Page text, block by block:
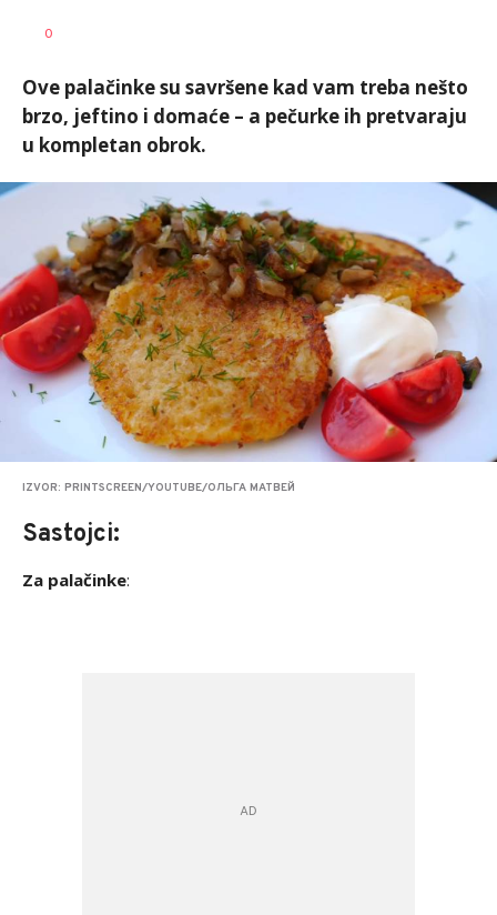
AUTOR
0
Ove palačinke su savršene kad vam treba nešto
brzo, jeftino i domaće – a pečurke ih pretvaraju
u kompletan obrok.
IZVOR: PRINTSCREEN/YOUTUBE/ОЛЬГА МАТВЕЙ
Sastojci:
Za palačinke: